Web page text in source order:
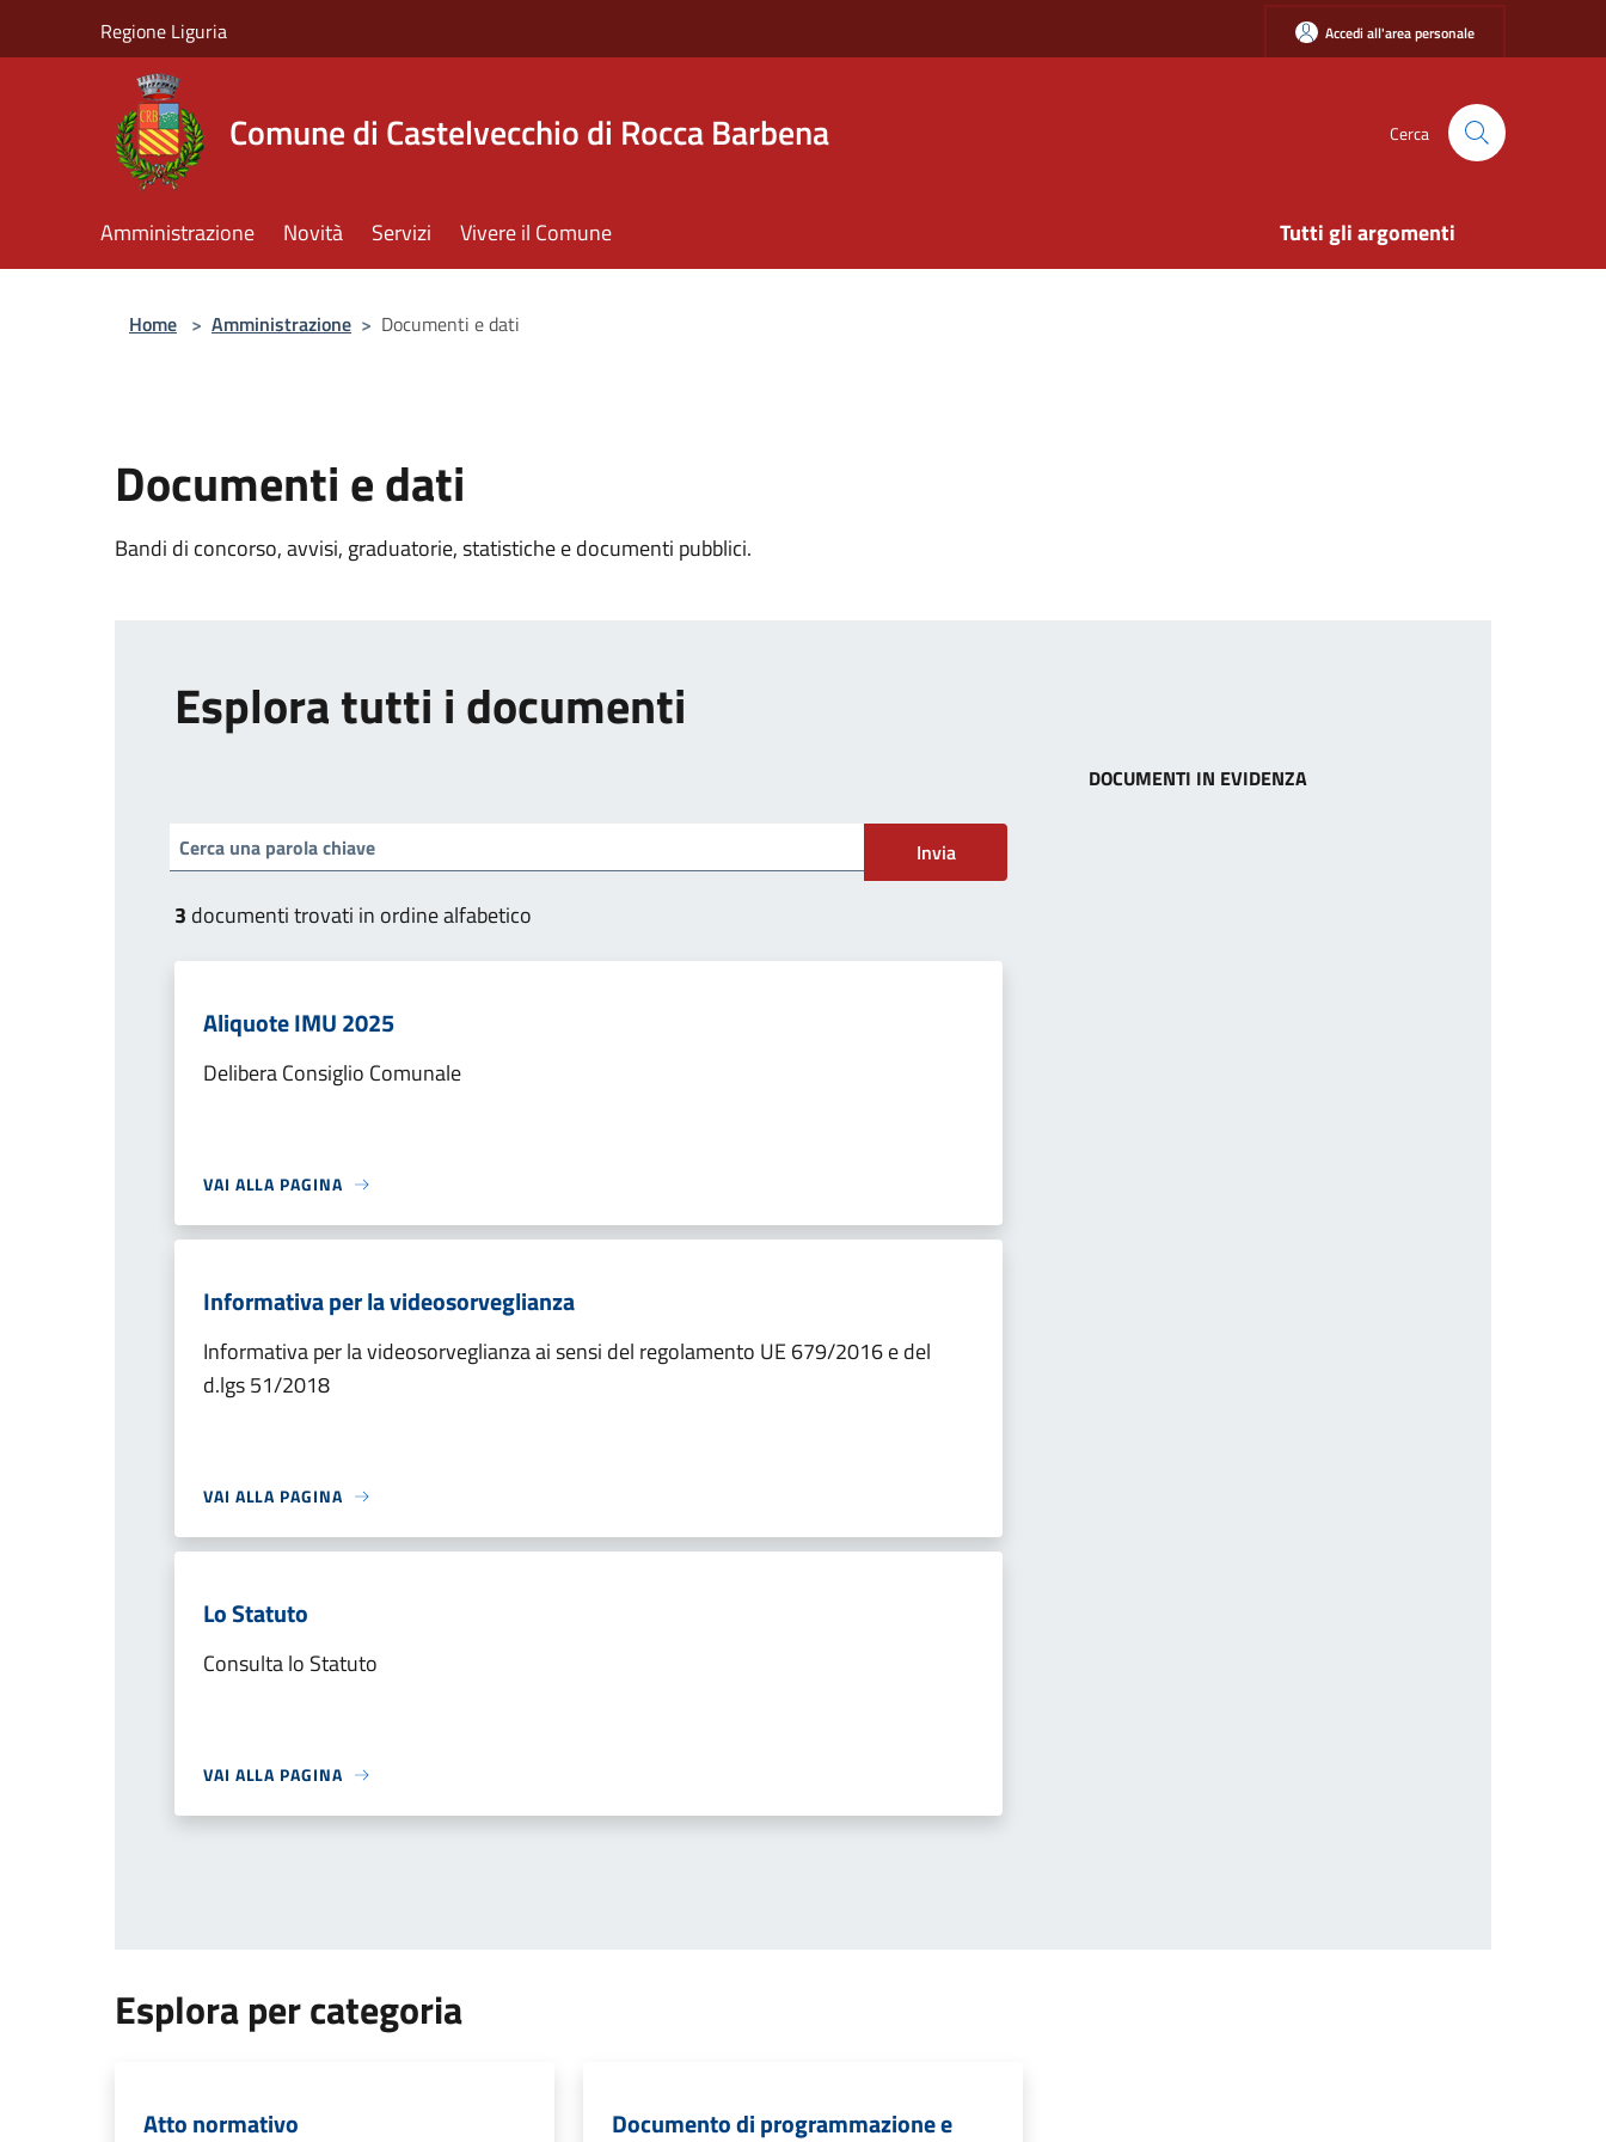
Regione Liguria Accedi all'area personale
Comune di Castelvecchio di Rocca Barbena Cerca
Amministrazione Novità Servizi Vivere il Comune Tutti gli argomenti
Home > Amministrazione > Documenti e dati
Documenti e dati
Bandi di concorso, avvisi, graduatorie, statistiche e documenti pubblici.
Esplora tutti i documenti
Invia
3 documenti trovati in ordine alfabetico
Aliquote IMU 2025
Delibera Consiglio Comunale
VAI ALLA PAGINA
Informativa per la videosorveglianza
Informativa per la videosorveglianza ai sensi del regolamento UE 679/2016 e del
d.lgs 51/2018
VAI ALLA PAGINA
Lo Statuto
Consulta lo Statuto
VAI ALLA PAGINA
DOCUMENTI IN EVIDENZA
Esplora per categoria
Atto normativo Documento di programmazione e